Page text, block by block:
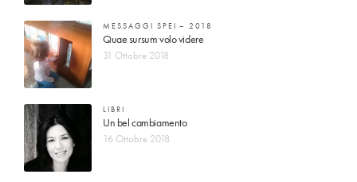
MESSAGGI SPEI – 2018
Quae sursum volo videre
31 Ottobre 2018
LIBRI
Un bel cambiamento
16 Ottobre 2018